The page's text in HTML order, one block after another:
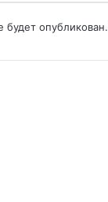
будет опубликован.